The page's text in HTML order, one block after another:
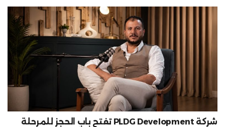
شركة PLDG Development تفتح باب الحجز للمرحلة